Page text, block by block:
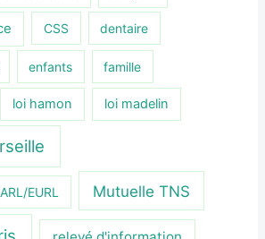
CSS dentaire
enfants famille
loi hamon loi madelin
EURL Mutuelle TNS